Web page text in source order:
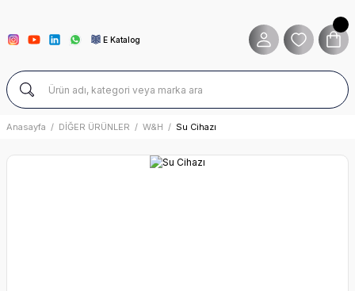
E Katalog
Anasayfa DİĞER ÜRÜNLER W&H Su Cihazı